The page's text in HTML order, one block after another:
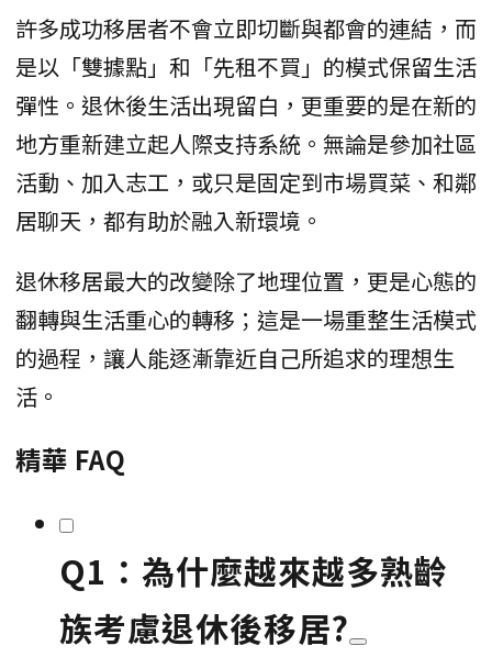
許多成功移居者不會立即切斷與都會的連結，而
是以「雙據點」和「先租不買」的模式保留生活
彈性。退休後生活出現留白，更重要的是在新的
地方重新建立起人際支持系統。無論是參加社區
活動、加入志工，或只是固定到市場買菜、和鄰
居聊天，都有助於融入新環境。
退休移居最大的改變除了地理位置，更是心態的
翻轉與生活重心的轉移；這是一場重整生活模式
的過程，讓人能逐漸靠近自己所追求的理想生
活。
精華 FAQ
Q1：為什麼越來越多熟齡
族考慮退休後移居?